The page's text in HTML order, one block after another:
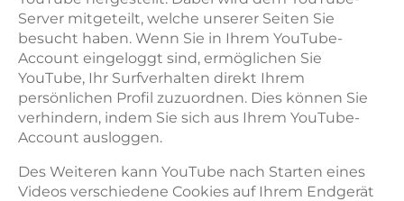
Server mitgeteilt, welche unserer Seiten Sie
besucht haben. Wenn Sie in Ihrem YouTube-
Account eingeloggt sind, ermöglichen Sie
YouTube, Ihr Surfverhalten direkt Ihrem
persönlichen Profil zuzuordnen. Dies können Sie
verhindern, indem Sie sich aus Ihrem YouTube-
Account ausloggen.
Des Weiteren kann YouTube nach Starten eines
Videos verschiedene Cookies auf Ihrem Endgerät